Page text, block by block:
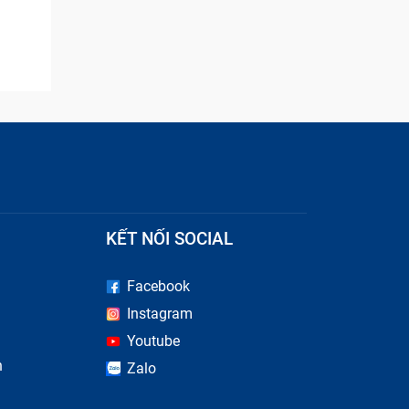
Nếu
KẾT NỐI SOCIAL
Facebook
Instagram
Youtube
Zalo